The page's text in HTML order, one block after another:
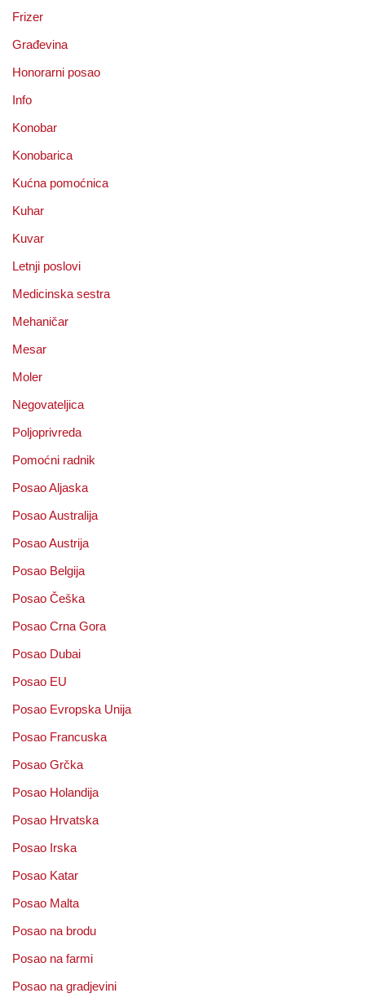
Frizer
Građevina
Honorarni posao
Info
Konobar
Konobarica
Kućna pomoćnica
Kuhar
Kuvar
Letnji poslovi
Medicinska sestra
Mehaničar
Mesar
Moler
Negovateljica
Poljoprivreda
Pomoćni radnik
Posao Aljaska
Posao Australija
Posao Austrija
Posao Belgija
Posao Češka
Posao Crna Gora
Posao Dubai
Posao EU
Posao Evropska Unija
Posao Francuska
Posao Grčka
Posao Holandija
Posao Hrvatska
Posao Irska
Posao Katar
Posao Malta
Posao na brodu
Posao na farmi
Posao na gradjevini